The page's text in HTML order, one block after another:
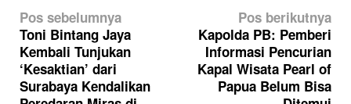
N
a
v
i
Pos sebelumnya
Toni Bintang Jaya
Kembali Tunjukan
‘Kesaktian’ dari
Surabaya Kendalikan
Pos berikutnya
Kapolda PB: Pemberi
Informasi Pencurian
Kapal Wisata Pearl of
Papua Belum Bisa